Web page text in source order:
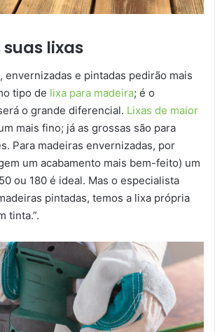
lixas
envernizadas e pintadas pedirão mais
tipo de lixa para madeira; é o
o grande diferencial. Lixas de maior
mais fino; já as grossas são para
Para madeiras envernizadas, por
um acabamento mais bem-feito) um
ou 180 é ideal. Mas o especialista
pintadas, temos a lixa própria
tinta.”.